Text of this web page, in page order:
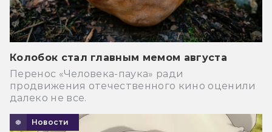
Колобок стал главным мемом августа
Перенос «Человека-паука» ради
продвижения отечественного кино оценили
далеко не все.
Новости